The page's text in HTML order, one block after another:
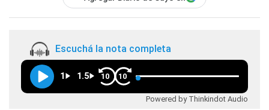
Escuchá la nota completa
1 1.5 10 10
Powered by Thinkindot Audio